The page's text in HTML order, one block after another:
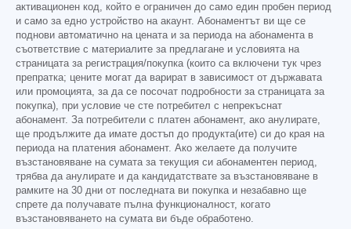
активационен код, който е ограничен до само един пробен период
и само за едно устройство на акаунт. Абонаментът ви ще се
поднови автоматично на цената и за периода на абонамента в
съответствие с материалите за предлагане и условията на
страницата за регистрация/покупка (които са включени тук чрез
препратка; цените могат да варират в зависимост от държавата
или промоцията, за да се посочат подробности за страницата за
покупка), при условие че сте потребител с непрекъснат
абонамент. За потребители с платен абонамент, ако анулирате,
ще продължите да имате достъп до продукта(ите) си до края на
периода на платения абонамент. Ако желаете да получите
възстановяване на сумата за текущия си абонаментен период,
трябва да анулирате и да кандидатствате за възстановяване в
рамките на 30 дни от последната ви покупка и незабавно ще
спрете да получавате пълна функционалност, когато
възстановяването на сумата ви бъде обработено.